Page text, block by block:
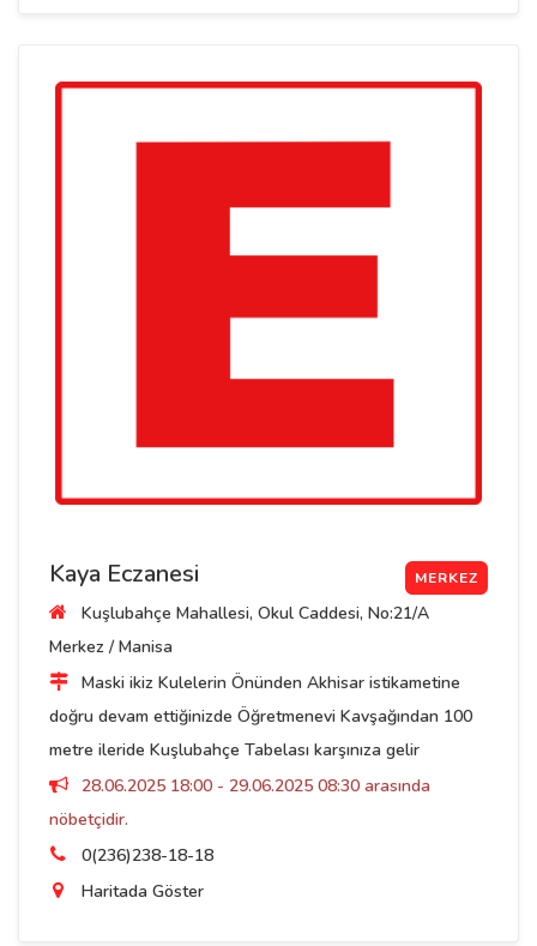
Kaya Eczanesi MERKEZ
Kuşlubahçe Mahallesi, Okul Caddesi, No:21/A
Merkez / Manisa
Maski ikiz Kulelerin Önünden Akhisar istikametine
doğru devam ettiğinizde Öğretmenevi Kavşağından 100
metre ileride Kuşlubahçe Tabelası karşınıza gelir
28.06.2025 18:00 - 29.06.2025 08:30 arasında
nöbetçidir.
0(236)238-18-18
Haritada Göster